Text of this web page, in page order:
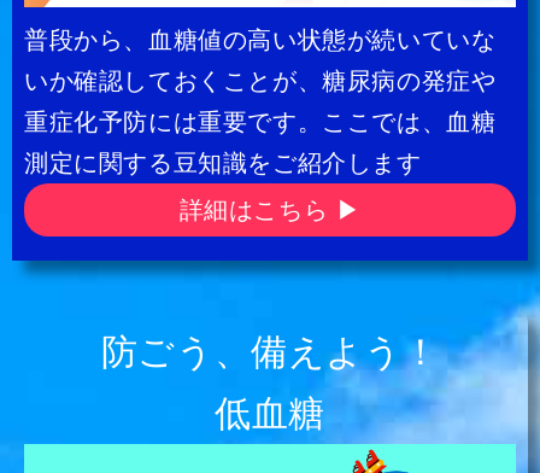
普段から、血糖値の高い状態が続いていな
いか確認しておくことが、糖尿病の発症や
重症化予防には重要です。ここでは、血糖
測定に関する豆知識をご紹介します
詳細はこちら ▶
防ごう、備えよう！
低血糖